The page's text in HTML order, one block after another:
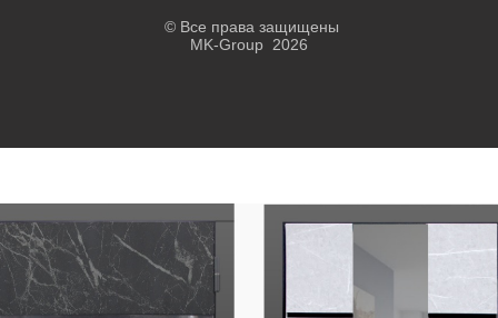
© Все права защищены
MK-Group 2026